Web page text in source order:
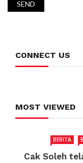
CONNECT US
MOST VIEWED
BERITA
Cak Soleh